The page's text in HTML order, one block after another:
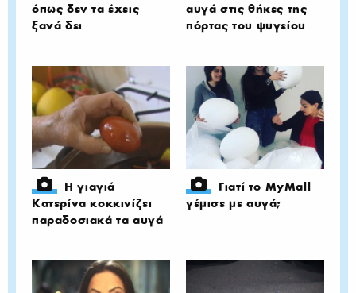
όπως δεν τα έχεις
ξανά δει
αυγά στις θήκες της
πόρτας του ψυγείου
Η γιαγιά
Κατερίνα κοκκινίζει
παραδοσιακά τα αυγά
Γιατί το MyMall
γέμισε με αυγά;